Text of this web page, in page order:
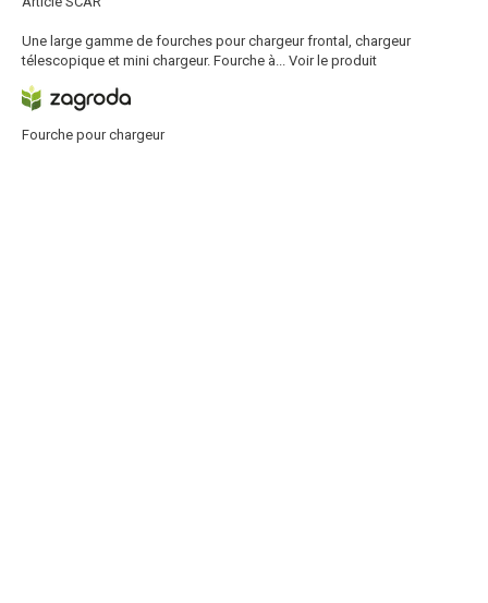
Une large gamme de fourches pour chargeur frontal, chargeur
télescopique et mini chargeur. Fourche à...
Voir le produit
Fourche pour chargeur